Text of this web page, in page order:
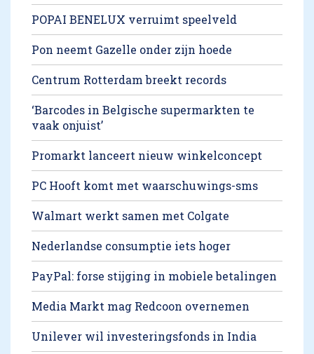
POPAI BENELUX verruimt speelveld
Pon neemt Gazelle onder zijn hoede
Centrum Rotterdam breekt records
‘Barcodes in Belgische supermarkten te
vaak onjuist’
Promarkt lanceert nieuw winkelconcept
PC Hooft komt met waarschuwings-sms
Walmart werkt samen met Colgate
Nederlandse consumptie iets hoger
PayPal: forse stijging in mobiele betalingen
Media Markt mag Redcoon overnemen
Unilever wil investeringsfonds in India